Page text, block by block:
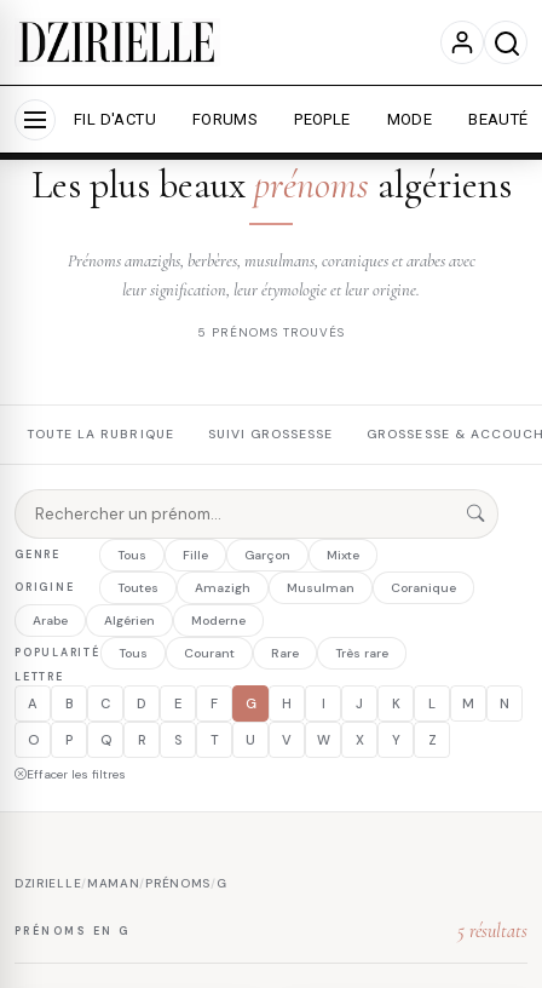
Nous utilisons des cookies pour améliorer votre
expérience et mesurer l'audience.
En savoir plus
Accepter tout Personnaliser
FIL D'ACTU FORUMS PEOPLE MODE BEAUTÉ
Les plus beaux prénoms algériens
Prénoms amazighs, berbères, musulmans, coraniques et arabes avec
leur signification, leur étymologie et leur origine.
5 PRÉNOMS TROUVÉS
TOUTE LA RUBRIQUE SUIVI GROSSESSE GROSSESSE &
GENRE Tous Fille Garçon Mixte
ORIGINE Toutes Amazigh Musulman Coranique
Arabe Algérien Moderne
POPULARITÉ Tous Courant Rare Très rare
LETTRE
A B C D E F G H I J K L M N
O P Q R S T U V W X Y Z
Effacer les filtres
DZIRIELLE/ MAMAN/ PRÉNOMS/ G
PRÉNOMS EN G 5 résultats